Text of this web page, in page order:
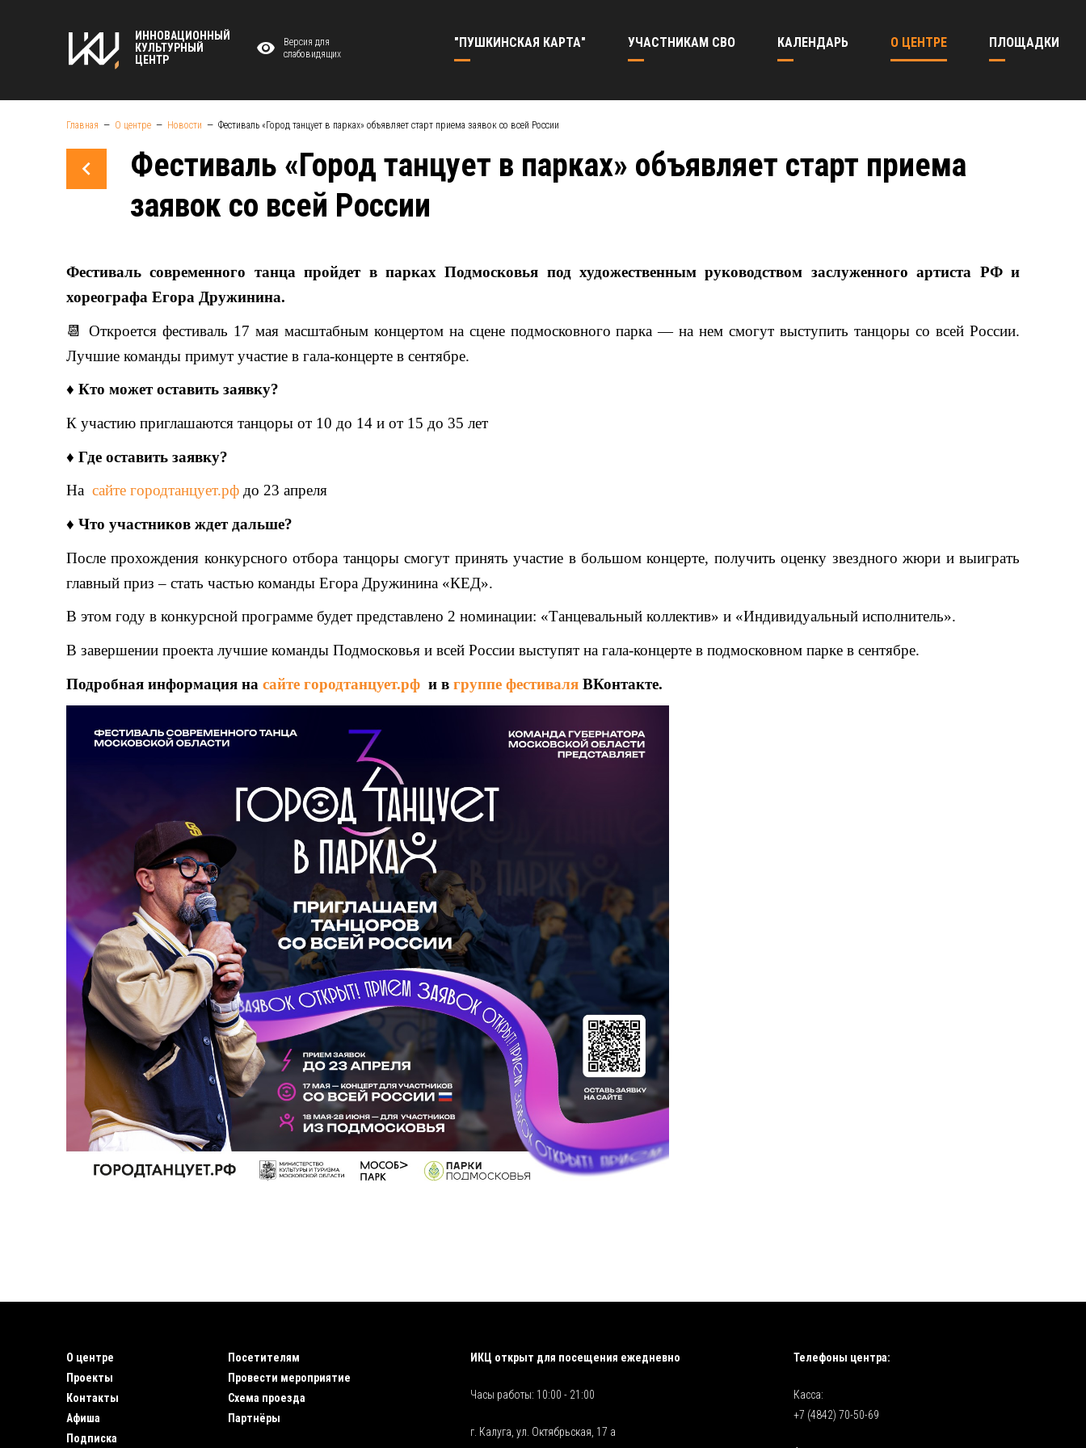
ИННОВАЦИОННЫЙ
КУЛЬТУРНЫЙ
ЦЕНТР
Версия для
слабовидящих
"ПУШКИНСКАЯ КАРТА" УЧАСТНИКАМ СВО КАЛЕНДАРЬ О ЦЕНТРЕ ПЛОЩАДКИ
Главная О центре Новости Фестиваль «Город танцует в парках» объявляет старт приема заявок со всей России
Фестиваль «Город танцует в парках» объявляет старт приема
заявок со всей России
Фестиваль современного танца пройдет в парках Подмосковья под художественным руководством заслуженного артиста РФ и
хореографа Егора Дружинина.
📆 Откроется фестиваль 17 мая масштабным концертом на сцене подмосковного парка — на нем смогут выступить танцоры со всей России.
Лучшие команды примут участие в гала-концерте в сентябре.
♦️ Кто может оставить заявку?
К участию приглашаются танцоры от 10 до 14 и от 15 до 35 лет
♦️ Где оставить заявку?
На сайте городтанцует.рф до 23 апреля
♦️ Что участников ждет дальше?
После прохождения конкурсного отбора танцоры смогут принять участие в большом концерте, получить оценку звездного жюри и выиграть
главный приз – стать частью команды Егора Дружинина «КЕД».
В этом году в конкурсной программе будет представлено 2 номинации: «Танцевальный коллектив» и «Индивидуальный исполнитель».
В завершении проекта лучшие команды Подмосковья и всей России выступят на гала-концерте в подмосковном парке в сентябре.
Подробная информация на сайте городтанцует.рф и в группе фестиваля ВКонтакте.
О центре
Проекты
Контакты
Афиша
Подписка
Посетителям
Провести мероприятие
Схема проезда
Партнёры
ИКЦ открыт для посещения ежедневно
Часы работы: 10:00 - 21:00
г. Калуга, ул. Октябрьская, 17 а
Телефоны центра:
Касса:
+7 (4842) 70-50-69